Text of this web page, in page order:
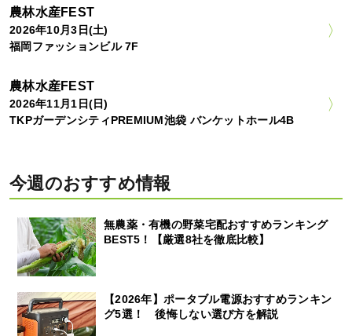
農林水産FEST
2026年10月3日(土)
福岡ファッションビル 7F
農林水産FEST
2026年11月1日(日)
TKPガーデンシティPREMIUM池袋 バンケットホール4B
今週のおすすめ情報
無農薬・有機の野菜宅配おすすめランキング
BEST5！【厳選8社を徹底比較】
【2026年】ポータブル電源おすすめランキン
グ5選！ 後悔しない選び方を解説